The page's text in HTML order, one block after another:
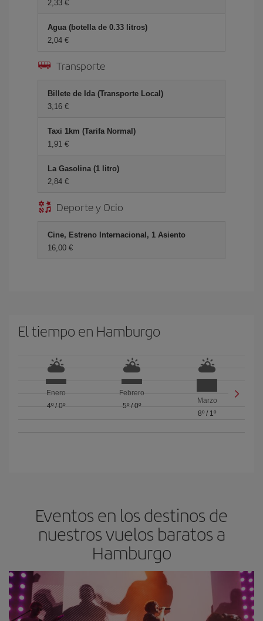
2,33 €
Agua (botella de 0.33 litros)
2,04 €
Transporte
Billete de Ida (Transporte Local)
3,16 €
Taxi 1km (Tarifa Normal)
1,91 €
La Gasolina (1 litro)
2,84 €
Deporte y Ocio
Cine, Estreno Internacional, 1 Asiento
16,00 €
El tiempo en Hamburgo
Enero
4º/ 0º
Febrero
5º/ 0º
Marzo
8º / 1º
Eventos en los destinos de
nuestros vuelos baratos a
Hamburgo